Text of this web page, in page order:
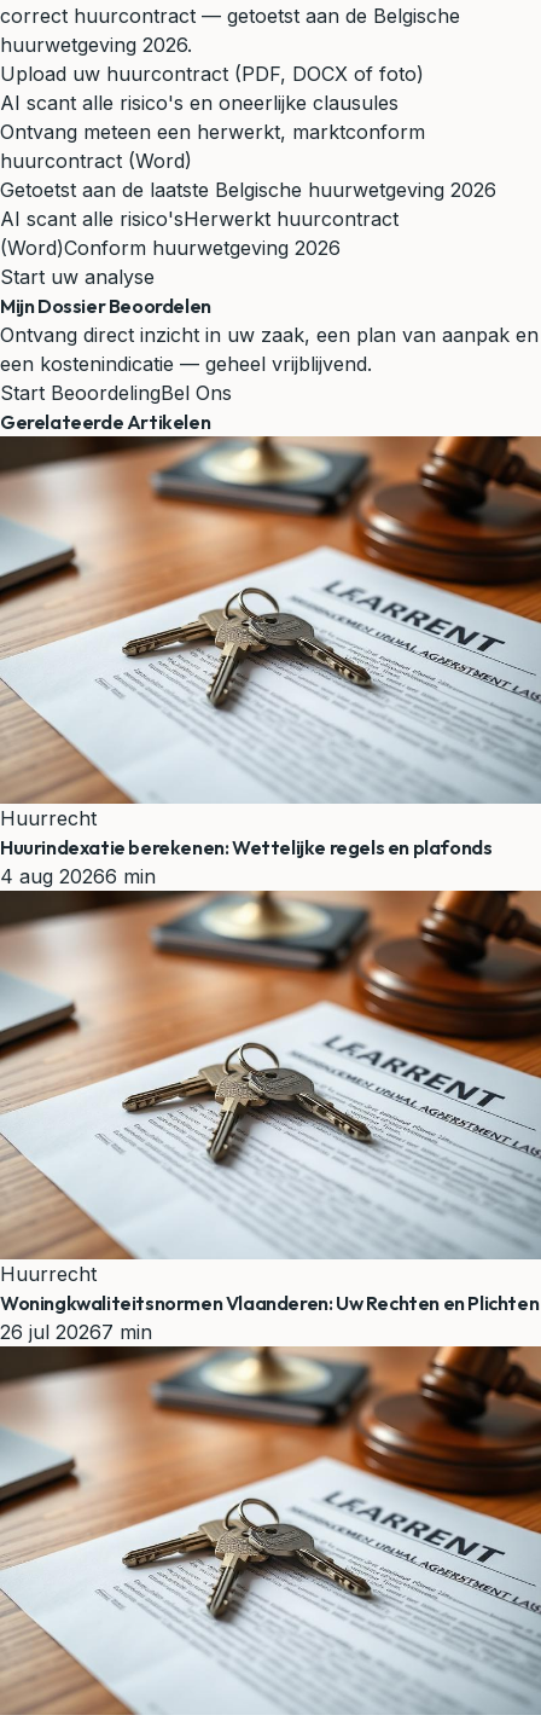
correct huurcontract — getoetst aan de Belgische
huurwetgeving 2026.
Upload uw huurcontract (PDF, DOCX of foto)
AI scant alle risico's en oneerlijke clausules
Ontvang meteen een herwerkt, marktconform
huurcontract (Word)
Getoetst aan de laatste Belgische huurwetgeving 2026
AI scant alle risico'sHerwerkt huurcontract
(Word)Conform huurwetgeving 2026
Start uw analyse
Mijn Dossier Beoordelen
Ontvang direct inzicht in uw zaak, een plan van aanpak en
een kostenindicatie — geheel vrijblijvend.
Start BeoordelingBel Ons
Gerelateerde Artikelen
Huurrecht
Huurindexatie berekenen: Wettelijke regels en plafonds
4 aug 20266 min
Huurrecht
Woningkwaliteitsnormen Vlaanderen: Uw Rechten en Plichten
26 jul 20267 min